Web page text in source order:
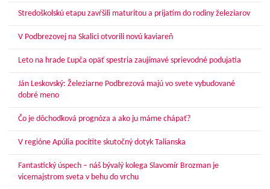
Stredoškolskú etapu zavŕšili maturitou a prijatím do rodiny železiarov
V Podbrezovej na Skalici otvorili novú kaviareň
Leto na hrade Ľupča opäť spestria zaujímavé sprievodné podujatia
Ján Leskovský: Železiarne Podbrezová majú vo svete vybudované
dobré meno
Čo je dôchodková prognóza a ako ju máme chápať?
V regióne Apúlia pocítite skutočný dotyk Talianska
Fantastický úspech – náš bývalý kolega Slavomír Brozman je
vicemajstrom sveta v behu do vrchu